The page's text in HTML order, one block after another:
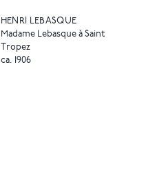
HENRI LEBASQUE
Madame Lebasque à Saint
Tropez
ca. 1906